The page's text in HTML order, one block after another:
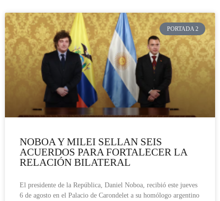
PORTADA 2
NOBOA Y MILEI SELLAN SEIS
ACUERDOS PARA FORTALECER LA
RELACIÓN BILATERAL
El presidente de la República, Daniel Noboa, recibió este jueves
6 de agosto en el Palacio de Carondelet a su homólogo argentino